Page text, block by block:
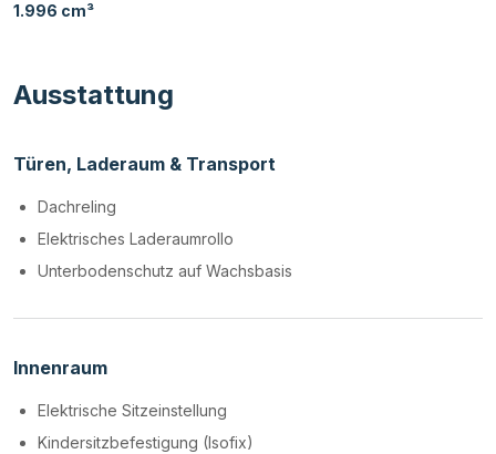
1.996 cm³
Ausstattung
Türen, Laderaum & Transport
Dachreling
Elektrisches Laderaumrollo
Unterbodenschutz auf Wachsbasis
Innenraum
Elektrische Sitzeinstellung
Kindersitzbefestigung (Isofix)